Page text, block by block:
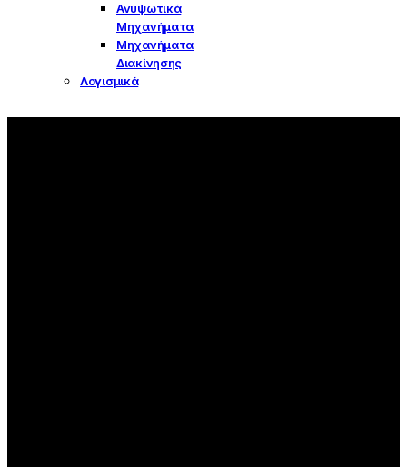
Ανυψωτικά
Μηχανήματα
Μηχανήματα
Διακίνησης
Λογισμικά